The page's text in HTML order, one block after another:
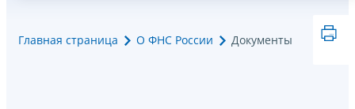
Главная страница О ФНС России Документы